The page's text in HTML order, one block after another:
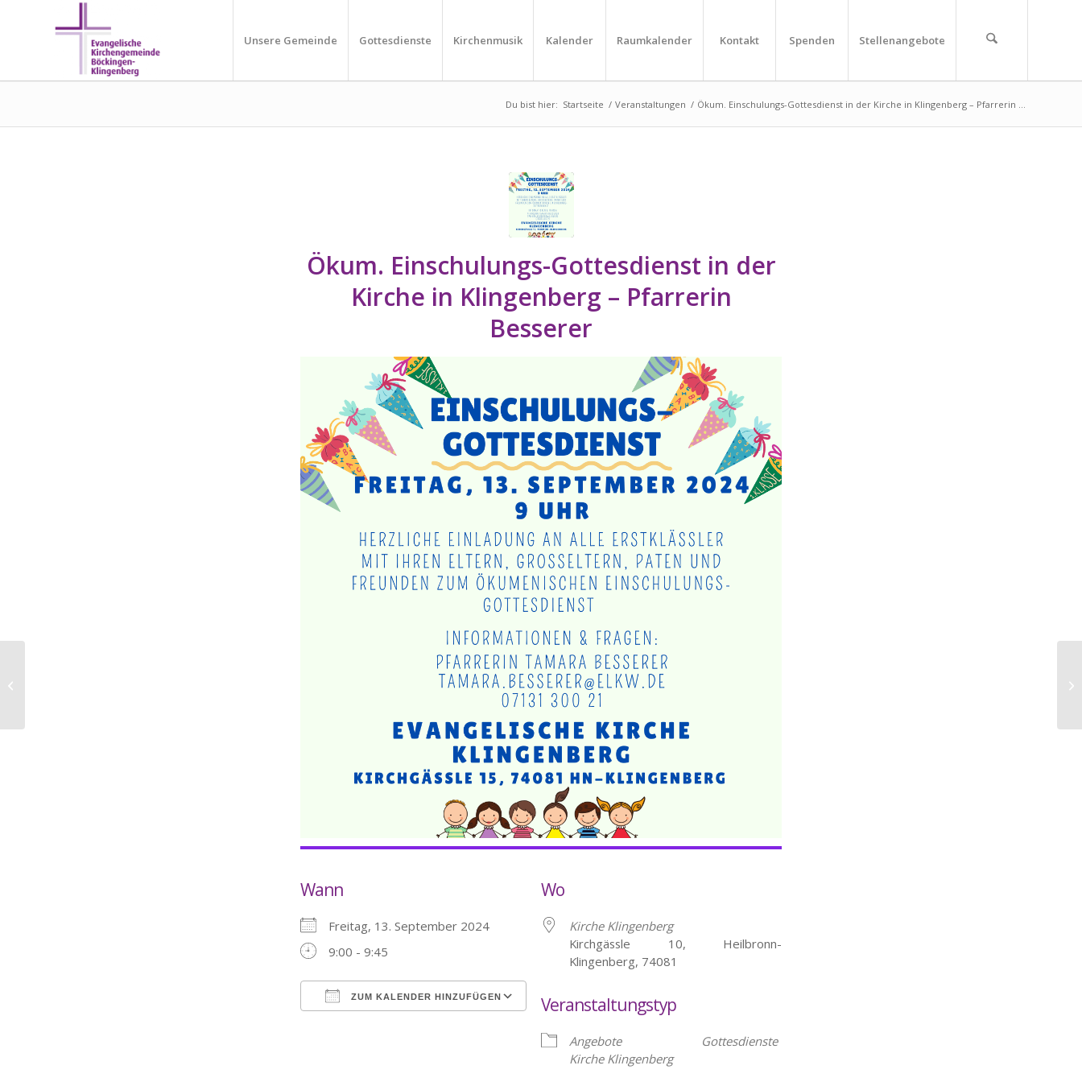
Unsere Gemeinde Gottesdienste Kirchenmusik Kalender Raumkalender Kontakt Spenden Stellenangebote
Du bist hier: Startseite / Veranstaltungen / Ökum. Einschulungs-Gottesdienst in der Kirche in Klingenberg – Pfarrerin ...
Ökum. Einschulungs-Gottesdienst in der
Kirche in Klingenberg – Pfarrerin
Besserer
Wann
Freitag, 13. September 2024
9:00 - 9:45
ZUM KALENDER HINZUFÜGEN
Wo
Kirche Klingenberg
Kirchgässle 10, Heilbronn-
Klingenberg, 74081
Veranstaltungstyp
Angebote
Gottesdienste
Kirche Klingenberg